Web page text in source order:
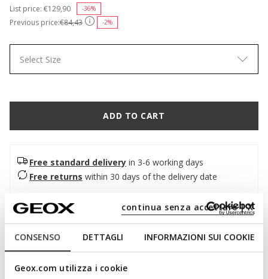
CONSENSO DETTAGLI INFORMAZIONI SUI COOKIE
Geox.com utilizza i cookie
continua senza accettare | X
Previous price:€84,43 -2%
List price: Price reduced from
€129,90 -36%
Select Size
ADD TO CART
Free standard delivery in 3-6 working days
Free returns within 30 days of the delivery date
Description
Casual and dynamic low-cut women's sneakers. Made from
soft light grey suede, they stand out for their lightweight and
comfortable construction. Addisse adds a sporty touch to